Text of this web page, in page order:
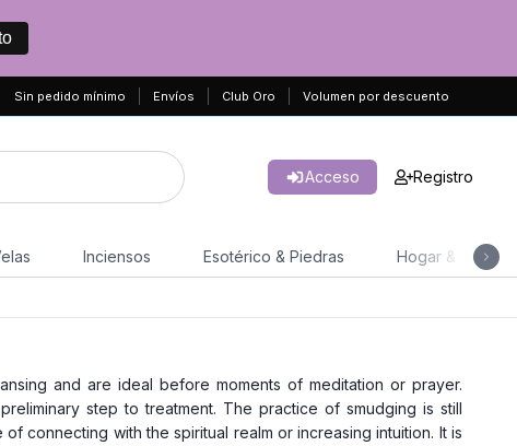
Sin pedido mínimo Envíos Club Oro Volumen por descuento
Acceso Registro
Inciensos Esotérico & Piedras Hogar & Jardín
and are ideal before moments of meditation or prayer.
step to treatment. The practice of smudging is still
connecting with the spiritual realm or increasing intuition. It is